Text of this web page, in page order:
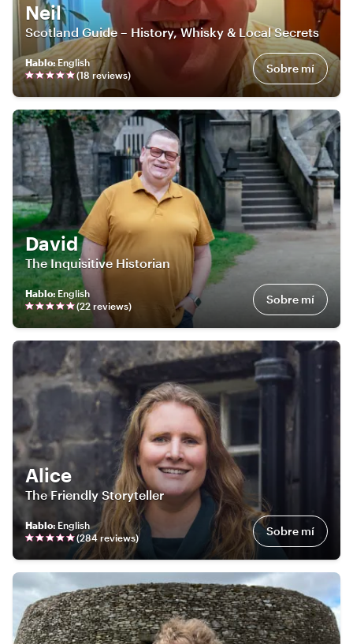
Neil
Scotland Guide – History, Whisky & Local Secrets
Hablo:English
(18 reviews) Sobre mí
David
The Inquisitive Historian
Hablo: English
(22 reviews) Sobre mí
Alice
The Friendly Storyteller
Hablo: English
(284 reviews) Sobre mí